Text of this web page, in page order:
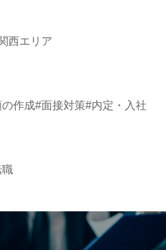
西エリア
作成 面接対策 内定・入社
職